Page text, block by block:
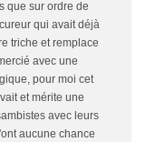
que sur ordre de
qui avait déjà
triche et remplace
avec une
pour moi cet
et mérite une
avec leurs
aucune chance